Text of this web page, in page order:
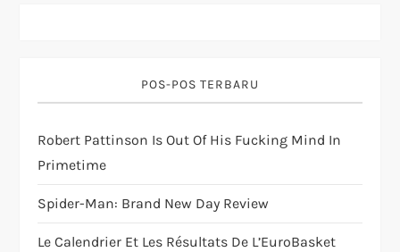
g
a
t
i
POS-POS TERBARU
Robert Pattinson Is Out Of His Fucking Mind In
Primetime
Spider-Man: Brand New Day Review
Le Calendrier Et Les Résultats De L’EuroBasket